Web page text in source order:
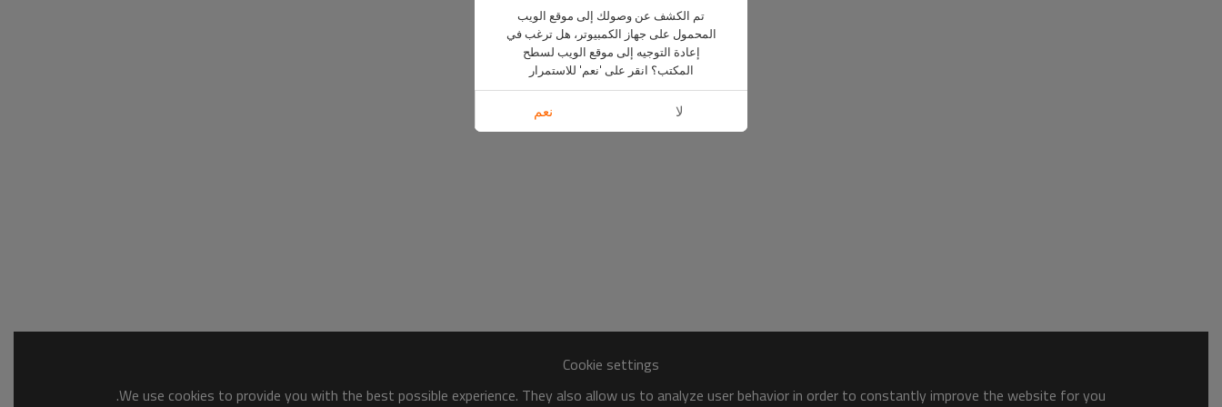
Cookie settings
We use cookies to provide you with the best possible experience. They also allow us to analyze user behavior in order to constantly improve the website for you.
تم الكشف عن وصولك إلى موقع الويب
المحمول على جهاز الكمبيوتر، هل ترغب في
إعادة التوجيه إلى موقع الويب لسطح
المكتب؟ انقر على 'نعم' للاستمرار
لا نعم